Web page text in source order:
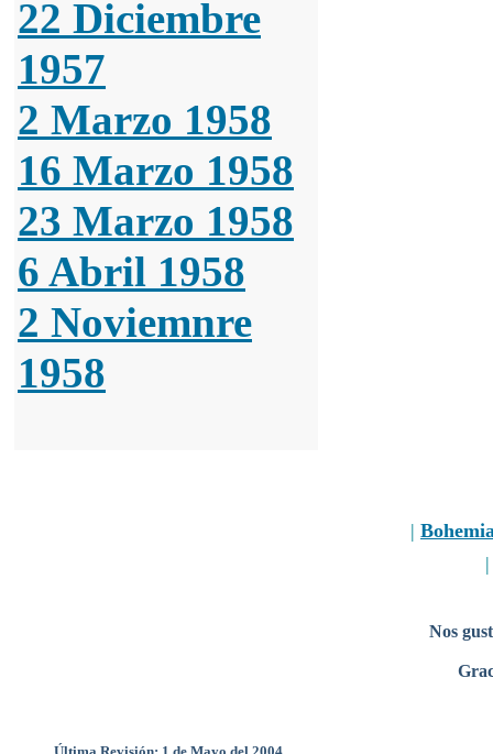
22 Diciembre
1957
2 Marzo 1958
16 Marzo 1958
23 Marzo 1958
6 Abril 1958
2 Noviemnre
1958
|
Nos